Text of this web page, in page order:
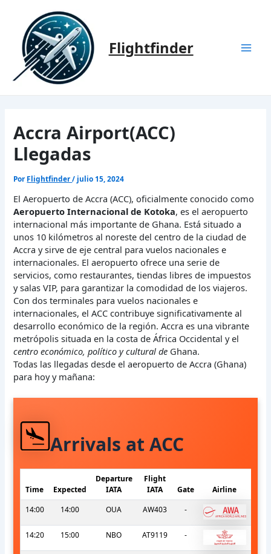
contenido
Flightfinder
Accra Airport(ACC)
Llegadas
Por Flightfinder/ julio 15, 2024
El Aeropuerto de Accra (ACC), oficialmente conocido como
Aeropuerto Internacional de Kotoka, es el aeropuerto
internacional más importante de Ghana. Está situado a
unos 10 kilómetros al noreste del centro de la ciudad de
Accra y sirve de eje central para vuelos nacionales e
internacionales. El aeropuerto ofrece una serie de
servicios, como restaurantes, tiendas libres de impuestos
y salas VIP, para garantizar la comodidad de los viajeros.
Con dos terminales para vuelos nacionales e
internacionales, el ACC contribuye significativamente al
desarrollo económico de la región. Accra es una vibrante
metrópolis situada en la costa de África Occidental y el
centro económico, político y cultural de Ghana.
Todas las llegadas desde el aeropuerto de Accra (Ghana)
para hoy y mañana:
Arrivals at ACC
Time Expected
Departure
IATA
Flight
IATA
Gate
Airline
14:00
14:00 OUA AW403 -
14:20 15:00 NBO AT9119 -